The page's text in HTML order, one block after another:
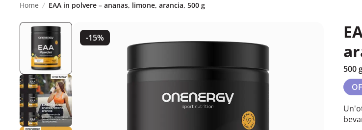
Home EAA in polvere – ananas, limone, arancia, 500 g
-15%
500